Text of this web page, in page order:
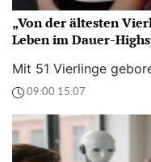
„Von der ältesten
Leben im Dauer-
Mit 51 Vierlinge
09:00 15.07